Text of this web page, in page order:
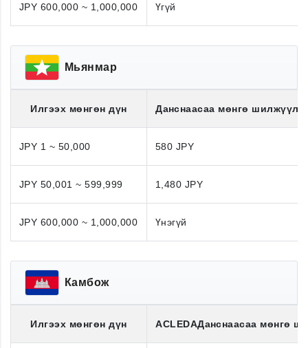
JPY 600,000 ~ 1,000,000 Үгүй
Мьянмар
Илгээх мөнгөн дүн Данснаасаа мөнгө
JPY 1 ~ 50,000 580 JPY
JPY 50,001 ~ 599,999 1,480 JPY
JPY 600,000 ~ 1,000,000 Үнэгүй
Камбож
Илгээх мөнгөн дүн ACLEDAДанснаасаа мөнгө